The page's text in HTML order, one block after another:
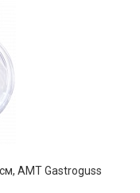
AMT Gastroguss